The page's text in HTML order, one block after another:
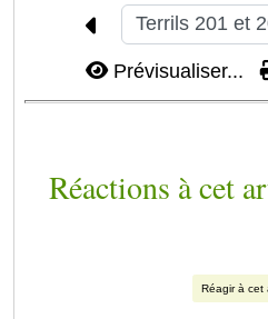
Prévisualiser...
Réactions à cet
Réagir à cet